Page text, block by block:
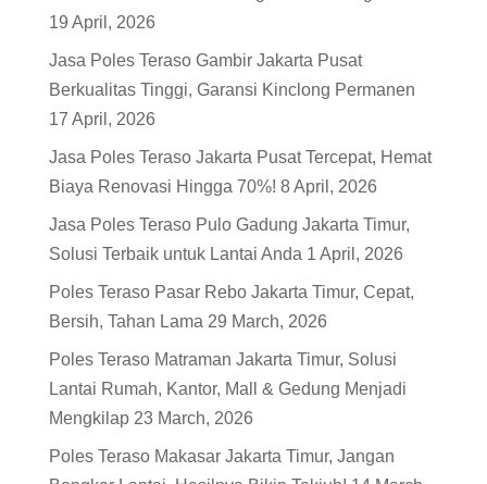
19 April, 2026
Jasa Poles Teraso Gambir Jakarta Pusat
Berkualitas Tinggi, Garansi Kinclong Permanen
17 April, 2026
Jasa Poles Teraso Jakarta Pusat Tercepat, Hemat
Biaya Renovasi Hingga 70%! 8 April, 2026
Jasa Poles Teraso Pulo Gadung Jakarta Timur,
Solusi Terbaik untuk Lantai Anda 1 April, 2026
Poles Teraso Pasar Rebo Jakarta Timur, Cepat,
Bersih, Tahan Lama 29 March, 2026
Poles Teraso Matraman Jakarta Timur, Solusi
Lantai Rumah, Kantor, Mall & Gedung Menjadi
Mengkilap 23 March, 2026
Poles Teraso Makasar Jakarta Timur, Jangan